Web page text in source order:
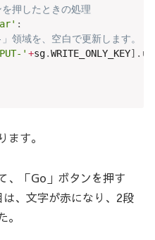
押したときの処理
:
領域を、空白で更新します。
' +sg.WRITE_ONLY_KEY] .
す。
、「Go」ボタンを押す
、文字が赤になり、2段